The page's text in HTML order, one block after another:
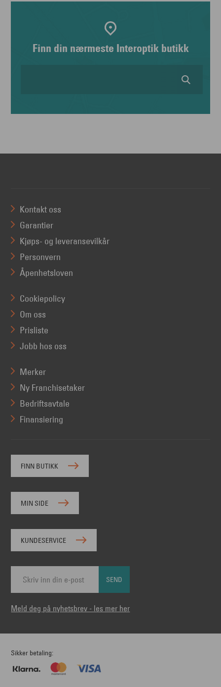
Finn din nærmeste Interoptik butikk
Kontakt oss
Garantier
Kjøps- og leveransevilkår
Personvern
Åpenhetsloven
Cookiepolicy
Om oss
Prisliste
Jobb hos oss
Merker
Ny Franchisetaker
Bedriftsavtale
Finansiering
FINN BUTIKK
MIN SIDE
KUNDESERVICE
SEND
Meld deg på nyhetsbrev - les mer her
Sikker betaling